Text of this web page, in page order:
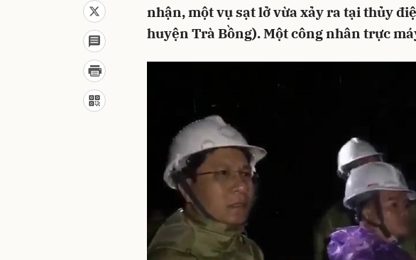
nhận, một vụ sạt lở vừa xảy ra tại thủy
huyện Trà Bồng). Một công nhân trực